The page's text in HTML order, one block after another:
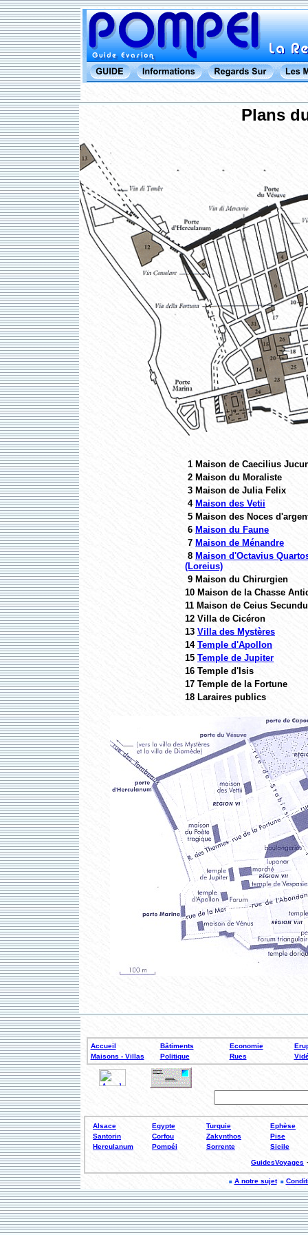
Plans
1 Maison de Caecilius
2 Maison du Moraliste
3 Maison de Julia Felix
4 Maison des Vetii
5 Maison des Noces
6 Maison du Faune
7 Maison de Ménandre
8 Maison d'Octavius
(Loreius)
9 Maison du Chirurgien
10 Maison de la Chasse
11 Maison de Ceius
12 Villa de Cicéron
13 Villa des Mystères
14 Temple d'Apollon
15 Temple de Jupiter
16 Temple d'Isis
17 Temple de la Fortune
18 Laraires publics
Accueil Bâtiments Economie
Maisons - Villas
Politique Rues
Alsace Egypte Turquie
Ephèse
Santorin
Corfou Zakynthos
Pise
Herculanum
Pompéi Sorrente Sicile
GuidesVoyages
A notre sujet